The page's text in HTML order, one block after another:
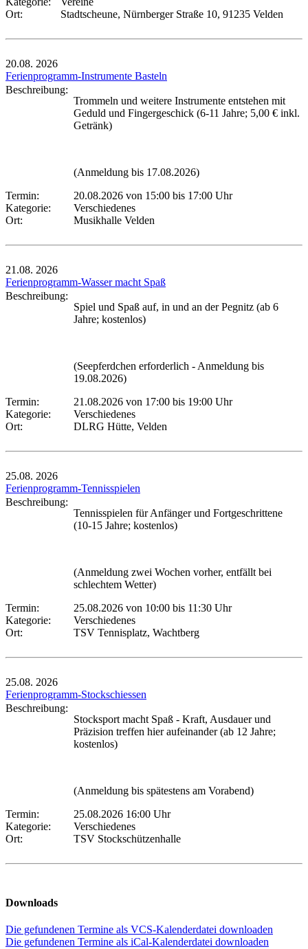
Ort:
Stadtscheune, Nürnberger Straße 10, 91235 Velden
20.08. 2026
Ferienprogramm-Instrumente Basteln
Beschreibung:
Trommeln und weitere Instrumente entstehen mit
Geduld und Fingergeschick (6-11 Jahre; 5,00 € inkl.
Getränk)
(Anmeldung bis 17.08.2026)
Termin:
20.08.2026 von 15:00 bis 17:00 Uhr
Kategorie:
Verschiedenes
Ort:
Musikhalle Velden
21.08. 2026
Ferienprogramm-Wasser macht Spaß
Beschreibung:
Spiel und Spaß auf, in und an der Pegnitz (ab 6
Jahre; kostenlos)
(Seepferdchen erforderlich - Anmeldung bis
19.08.2026)
Termin:
21.08.2026 von 17:00 bis 19:00 Uhr
Kategorie:
Verschiedenes
Ort:
DLRG Hütte, Velden
25.08. 2026
Ferienprogramm-Tennisspielen
Beschreibung:
Tennisspielen für Anfänger und Fortgeschrittene
(10-15 Jahre; kostenlos)
(Anmeldung zwei Wochen vorher, entfällt bei
schlechtem Wetter)
Termin:
25.08.2026 von 10:00 bis 11:30 Uhr
Kategorie:
Verschiedenes
Ort:
TSV Tennisplatz, Wachtberg
25.08. 2026
Ferienprogramm-Stockschiessen
Beschreibung:
Stocksport macht Spaß - Kraft, Ausdauer und
Präzision treffen hier aufeinander (ab 12 Jahre;
kostenlos)
(Anmeldung bis spätestens am Vorabend)
Termin:
25.08.2026 16:00 Uhr
Kategorie:
Verschiedenes
Ort:
TSV Stockschützenhalle
Downloads
Die gefundenen Termine als VCS-Kalenderdatei downloaden
Die gefundenen Termine als iCal-Kalenderdatei downloaden